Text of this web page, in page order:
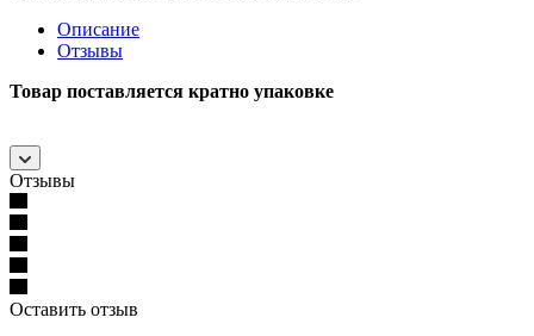
Описание
Отзывы
Товар поставляется кратно упаковке
Отзывы
Оставить отзыв